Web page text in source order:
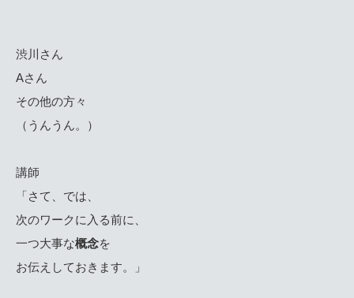
渋川さん
Aさん
その他の方々
（うんうん。）
講師
「さて、では、
次のワークに入る前に、
一つ大事な概念を
お伝えしておきます。」